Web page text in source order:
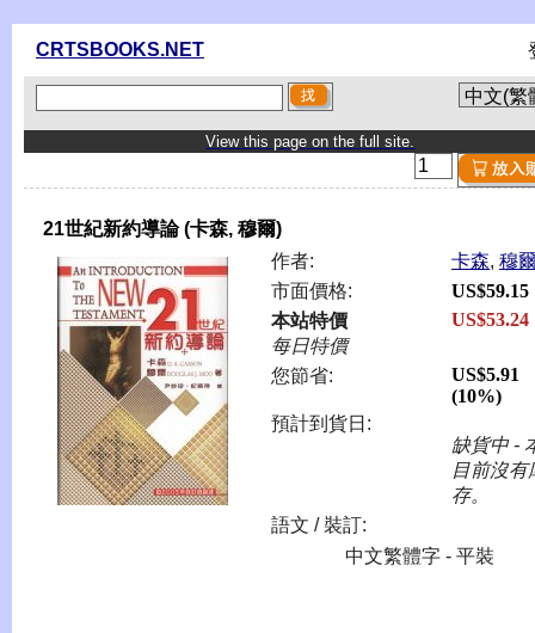
CRTSBOOKS.NET
View this page on the full site.
21世紀新約導論 (卡森, 穆爾)
作者:
卡森, 穆
市面價格:
US$59.15
本站特價
每日特價
US$53.24
您節省:
US$5.91
(10%)
預計到貨日:
缺貨中 -
目前沒有
存。
語文 / 裝訂:
中文繁體字 - 平裝